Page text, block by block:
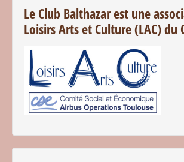
Le Club Balthazar est une
Loisirs Arts et Culture (LAC) du